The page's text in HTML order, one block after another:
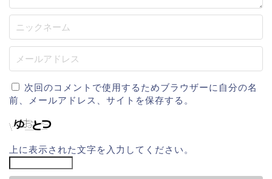
次回のコメントで使用するためブラウザーに自分の名
前、メールアドレス、サイトを保存する。
上に表示された文字を入力してください。